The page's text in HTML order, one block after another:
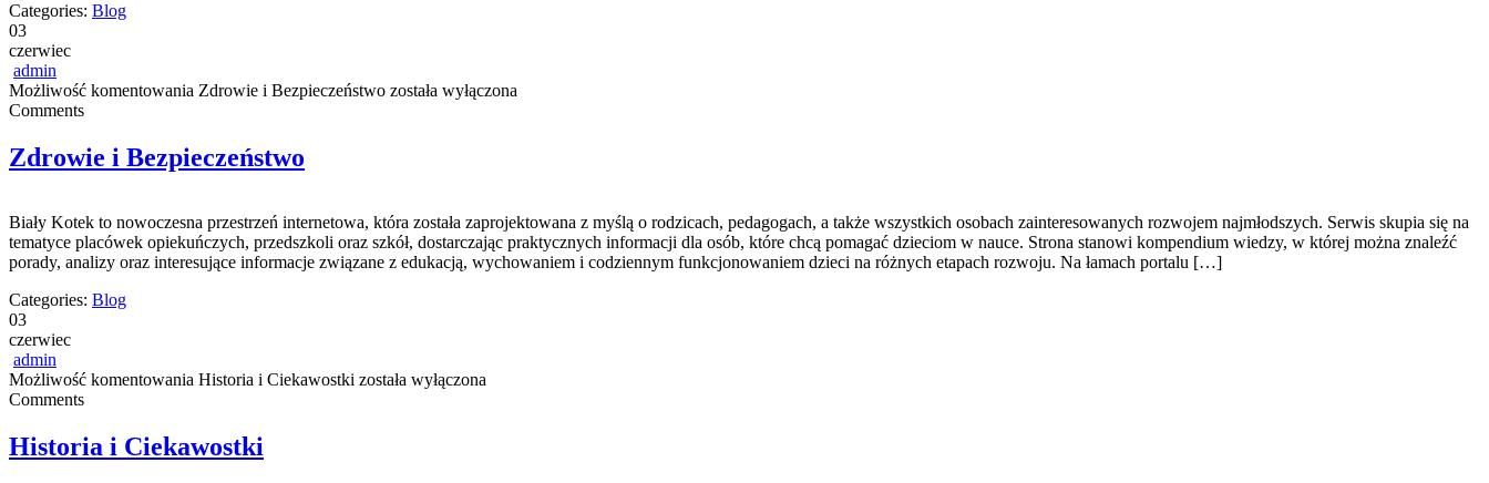
Categories: Blog
03
czerwiec
admin
Możliwość komentowania Zdrowie i Bezpieczeństwo została wyłączona
Comments
Zdrowie i Bezpieczeństwo
Biały Kotek to nowoczesna przestrzeń internetowa, która została zaprojektowana z myślą o rodzicach, pedagogach, a także wszystkich osobach zainteresowanych rozwojem najmłodszych. Serwis skupia się na
tematyce placówek opiekuńczych, przedszkoli oraz szkół, dostarczając praktycznych informacji dla osób, które chcą pomagać dzieciom w nauce. Strona stanowi kompendium wiedzy, w której można znaleźć
porady, analizy oraz interesujące informacje związane z edukacją, wychowaniem i codziennym funkcjonowaniem dzieci na różnych etapach rozwoju. Na łamach portalu […]
Categories: Blog
03
czerwiec
admin
Możliwość komentowania Historia i Ciekawostki została wyłączona
Comments
Historia i Ciekawostki